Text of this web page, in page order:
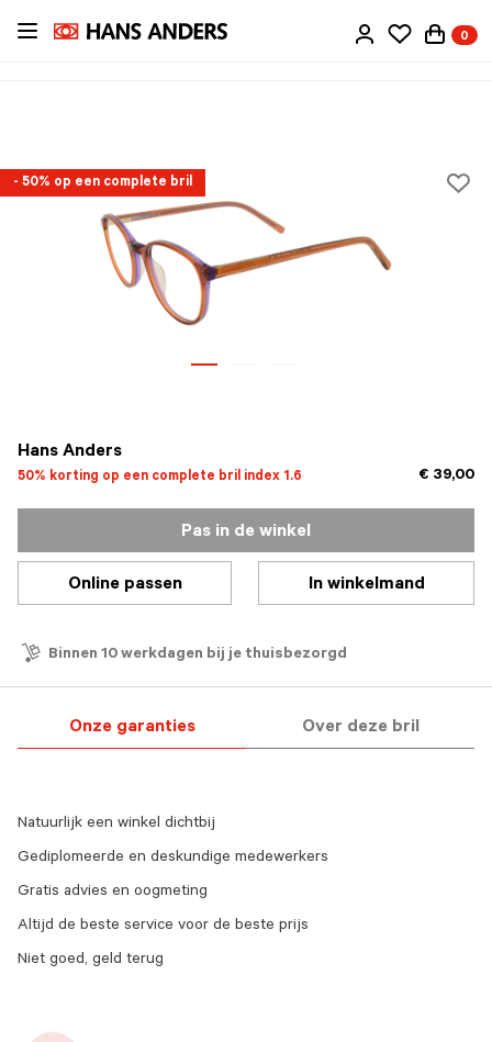
Ga
0
- 50% op een complete bril
Hans Anders
50% korting op een complete bril index 1.6 € 39,00
Pas in de winkel
Online passen In winkelmand
Binnen 10 werkdagen bij je thuisbezorgd
Onze garanties Over deze bril
Natuurlijk een winkel dichtbij
Gediplomeerde en deskundige medewerkers
Gratis advies en oogmeting
Altijd de beste service voor de beste prijs
Niet goed, geld terug